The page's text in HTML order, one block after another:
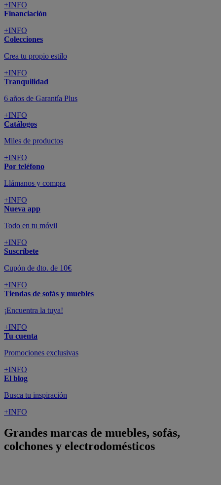
+INFO
Financiación
+INFO
Colecciones
Crea tu propio estilo
+INFO
Tranquilidad
6 años de Garantía Plus
+INFO
Catálogos
Miles de productos
+INFO
Por teléfono
Llámanos y compra
+INFO
Nueva app
Todo en tu móvil
+INFO
Suscríbete
Cupón de dto. de 10€
+INFO
Tiendas de sofás y muebles
¡Encuentra la tuya!
+INFO
Tu cuenta
Promociones exclusivas
+INFO
El blog
Busca tu inspiración
+INFO
Grandes marcas de muebles, sofás,
colchones y electrodomésticos